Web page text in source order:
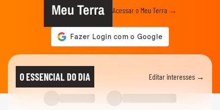
Meu Terra Acessar o Meu Terra →
O ESSENCIAL DO DIA Editar interesses →